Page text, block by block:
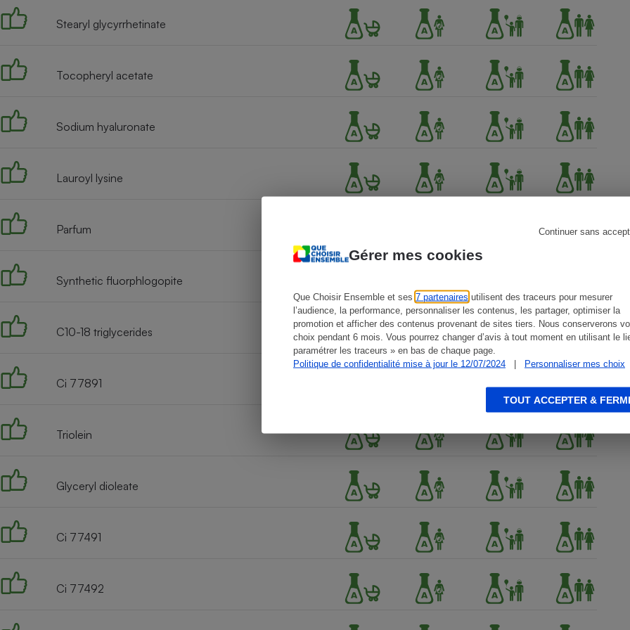
Gérer mes cookies
Que Choisir Ensemble et ses 7 partenaires utilisent des traceurs pour mesurer
l’audience, la performance, personnaliser les contenus, les partager, optimiser la
promotion et afficher des contenus provenant de sites tiers. Nous conserverons
choix pendant 6 mois. Vous pourrez changer d’avis à tout moment en utilisant le
paramétrer les traceurs » en bas de chaque page.
Politique de confidentialité mise à jour le 12/07/2024
| Personnaliser mes choix
Continuer sans
TOUT ACCEPTER &
Stearyl glycyrrhetinate
Tocopheryl acetate
Sodium hyaluronate
Lauroyl lysine
Parfum
Synthetic fluorphlogopite
C10-18 triglycerides
Ci 77891
Triolein
Glyceryl dioleate
Ci 77491
Ci 77492
Réfrigérateur